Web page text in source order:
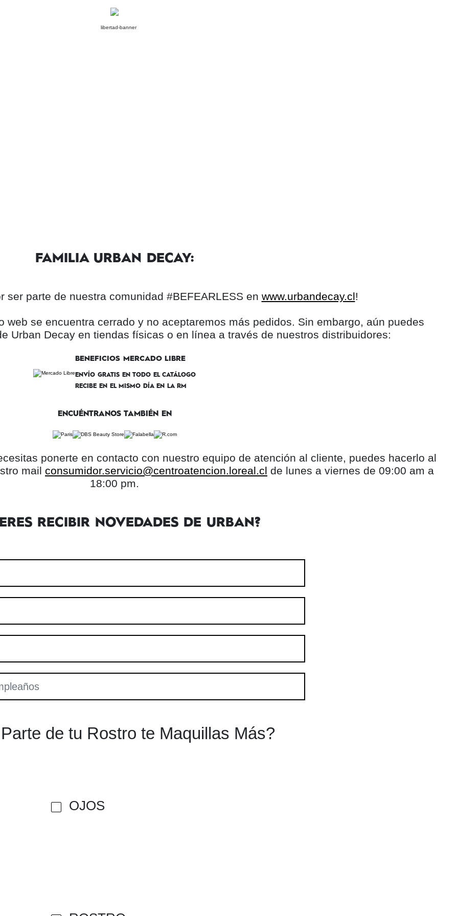
FAMILIA URBAN DECAY:
ser parte de nuestra comunidad #BEFEARLESS en www.urbandecay.cl!
web se encuentra cerrado y no aceptaremos más pedidos. Sin embargo, aún puedes
Urban Decay en tiendas físicas o en línea a través de nuestros distribuidores:
BENEFICIOS MERCADO LIBRE
ENVÍO GRATIS EN TODO EL CATÁLOGO
RECIBE EN EL MISMO DÍA EN LA RM
ENCUÉNTRANOS TAMBIÉN EN
ponerte en contacto con nuestro equipo de atención al cliente, puedes hacerlo al
mail consumidor.servicio@centroatencion.loreal.cl de lunes a viernes de 09:00 am a
18:00 pm.
RECIBIR NOVEDADES DE URBAN?
de tu Rostro te Maquillas Más?
OJOS